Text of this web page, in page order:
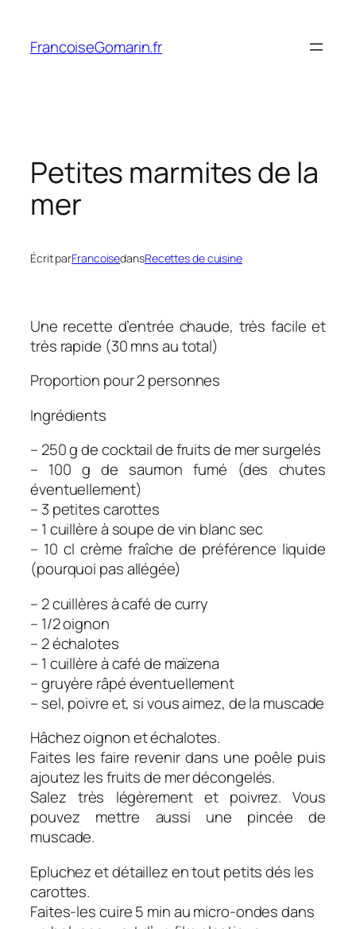
contenu
FrancoiseGomarin.fr
Petites marmites de la
mer
Écrit parFrancoisedansRecettes de cuisine
Une recette d’entrée chaude, très facile et
très rapide (30 mns au total)
Proportion pour 2 personnes
Ingrédients
– 250 g de cocktail de fruits de mer surgelés
– 100 g de saumon fumé (des chutes
éventuellement)
– 3 petites carottes
– 1 cuillère à soupe de vin blanc sec
– 10 cl crème fraîche de préférence liquide
(pourquoi pas allégée)
– 2 cuillères à café de curry
– 1/2 oignon
– 2 échalotes
– 1 cuillère à café de maïzena
– gruyère râpé éventuellement
– sel, poivre et, si vous aimez, de la muscade
Hâchez oignon et échalotes.
Faites les faire revenir dans une poêle puis
ajoutez les fruits de mer décongelés.
Salez très légèrement et poivrez. Vous
pouvez mettre aussi une pincée de
muscade.
Epluchez et détaillez en tout petits dés les
carottes.
Faites-les cuire 5 min au micro-ondes dans